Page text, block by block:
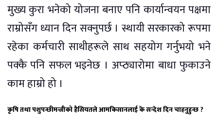
मुख्य कुरा भनेको योजना बनाए पनि कार्यान्वयन पक्षमा
राम्रोसँग ध्यान दिन सक्नुपर्छ । स्थायी सरकारको रूपमा
रहेका कर्मचारी साथीहरूले साथ सहयोग गर्नुभयो भने
पक्कै पनि सफल भइनेछ । अप्ठ्यारोमा बाधा फुकाउने
काम हाम्रो हो ।
कृषि तथा पशुपन्छीमन्त्रीको हैसियतले आमकिसानलाई के सन्देश दिन चाहनुहुन्छ ?